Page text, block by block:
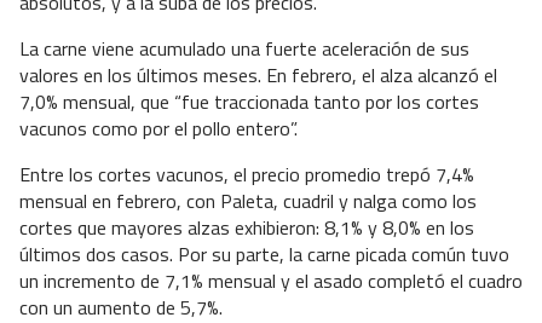
La carne viene acumulado una fuerte aceleración de sus
valores en los últimos meses. En febrero, el alza alcanzó el
7,0% mensual, que “fue traccionada tanto por los cortes
vacunos como por el pollo entero”.
Entre los cortes vacunos, el precio promedio trepó 7,4%
mensual en febrero, con Paleta, cuadril y nalga como los
cortes que mayores alzas exhibieron: 8,1% y 8,0% en los
últimos dos casos. Por su parte, la carne picada común tuvo
un incremento de 7,1% mensual y el asado completó el cuadro
con un aumento de 5,7%.